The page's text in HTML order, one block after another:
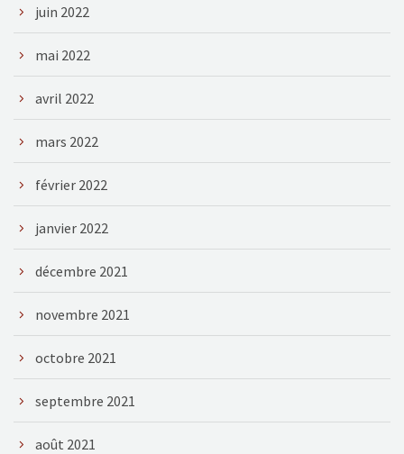
juin 2022
mai 2022
avril 2022
mars 2022
février 2022
janvier 2022
décembre 2021
novembre 2021
octobre 2021
septembre 2021
août 2021